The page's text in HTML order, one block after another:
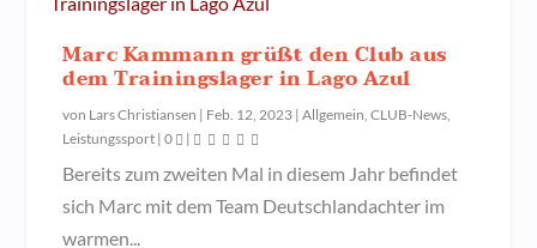
Marc Kammann grüßt den Club aus
dem Trainingslager in Lago Azul
von Lars Christiansen | Feb. 12, 2023 |Allgemein,CLUB-News,
Leistungssport |0 |
Bereits zum zweiten Mal in diesem Jahr befindet
sich Marc mit dem Team Deutschlandachter im
warmen...